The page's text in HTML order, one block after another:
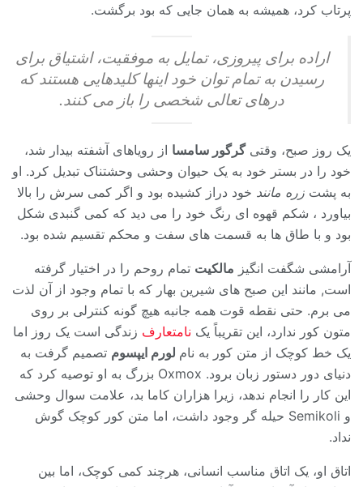
پرتاب کرد، همیشه به همان جایی که بود برگشت.
اراده برای پیروزی، تمایل به موفقیت، اشتیاق برای
رسیدن به تمام توان خود اینها کلیدهایی هستند که
درهای تعالی شخصی را باز می کنند.
یک روز صبح، وقتیگرگور سامسا از رویاهای آشفته بیدار شد،
خود را در بستر خود به یک حیوان وحشی وحشتناک تبدیل کرد. او
به پشت زره مانند خود دراز کشیده بود و اگر کمی سرش را بالا
بیاورد ، شکم قهوه ای رنگ خود را می دید که کمی گنبدی شکل
بود و با طاق ها به قسمت های سفت و محکم تقسیم شده بود.
آرامشی شگفت انگیز مالکیت تمام روحم را در اختیار گرفته
است, مانند این صبح های شیرین بهار که با تمام وجود از آن لذت
می برم. حتی نقطه قوت همه جانبه هیچ گونه کنترلی بر روی
متون کور ندارد، این تقریباً یک نامتعارف زندگی است یک روز اما
یک خط کوچک از متن کور به نام لورم ایپسوم تصمیم گرفت به
دنیای دور دستور زبان برود. Oxmox بزرگ به او توصیه کرد که
این کار را انجام ندهد، زیرا هزاران کاما بد، علامت سوال وحشی
و Semikoli حیله گر وجود داشت، اما متن کور کوچک گوش
نداد.
اتاق او، یک اتاق مناسب انسانی، هرچند کمی کوچک، اما بین